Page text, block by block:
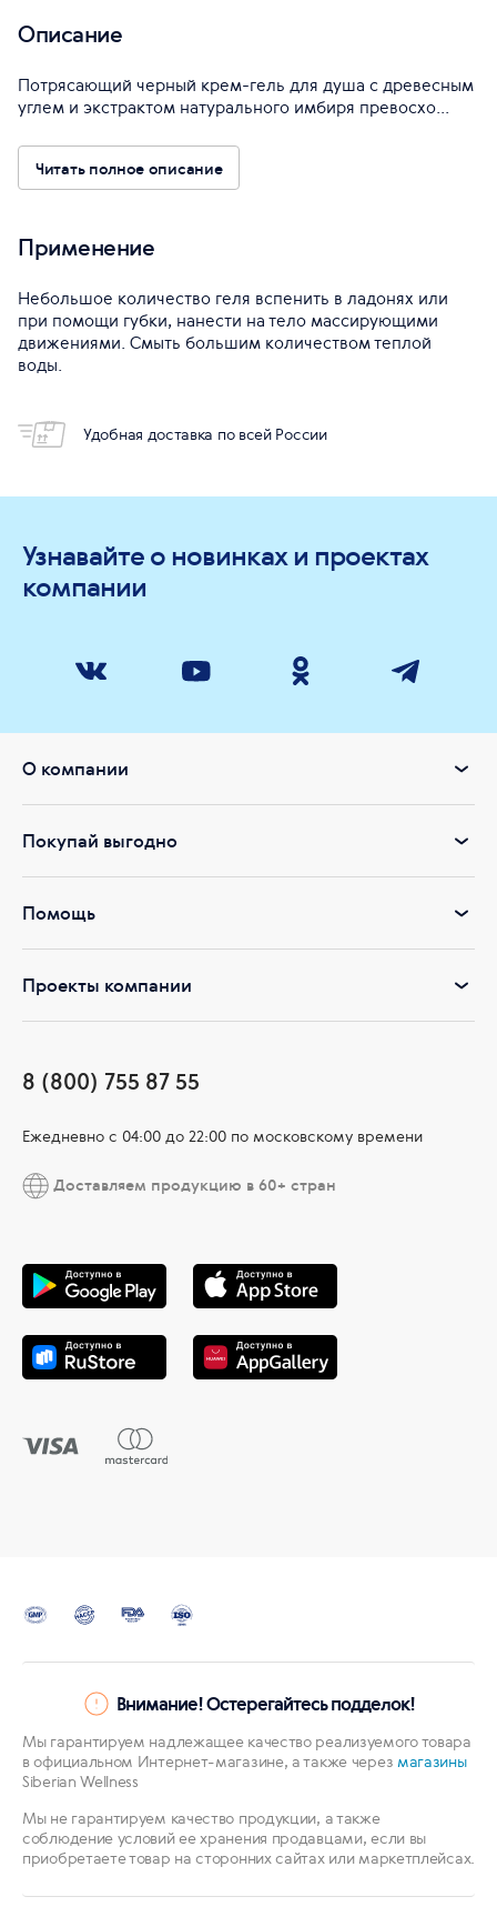
Описание
Потрясающий черный крем-гель для душа с древесным
углем и экстрактом натурального имбиря превосхо...
Читать полное описание
Применение
Небольшое количество геля вспенить в ладонях или
при помощи губки, нанести на тело массирующими
движениями. Смыть большим количеством теплой
воды.
Удобная доставка по всей России
Узнавайте о новинках и проектах
компании
О компании
Покупай выгодно
Помощь
Проекты компании
8 (800) 755 87 55
Ежедневно c 04:00 до 22:00 по московскому времени
Доставляем продукцию в 60+ стран
Внимание! Остерегайтесь подделок!
Мы гарантируем надлежащее качество реализуемого товара
в официальном Интернет-магазине, а также через магазины
Siberian Wellness
Мы не гарантируем качество продукции, а также
соблюдение условий ее хранения продавцами, если вы
приобретаете товар на сторонних сайтах или маркетплейсах.